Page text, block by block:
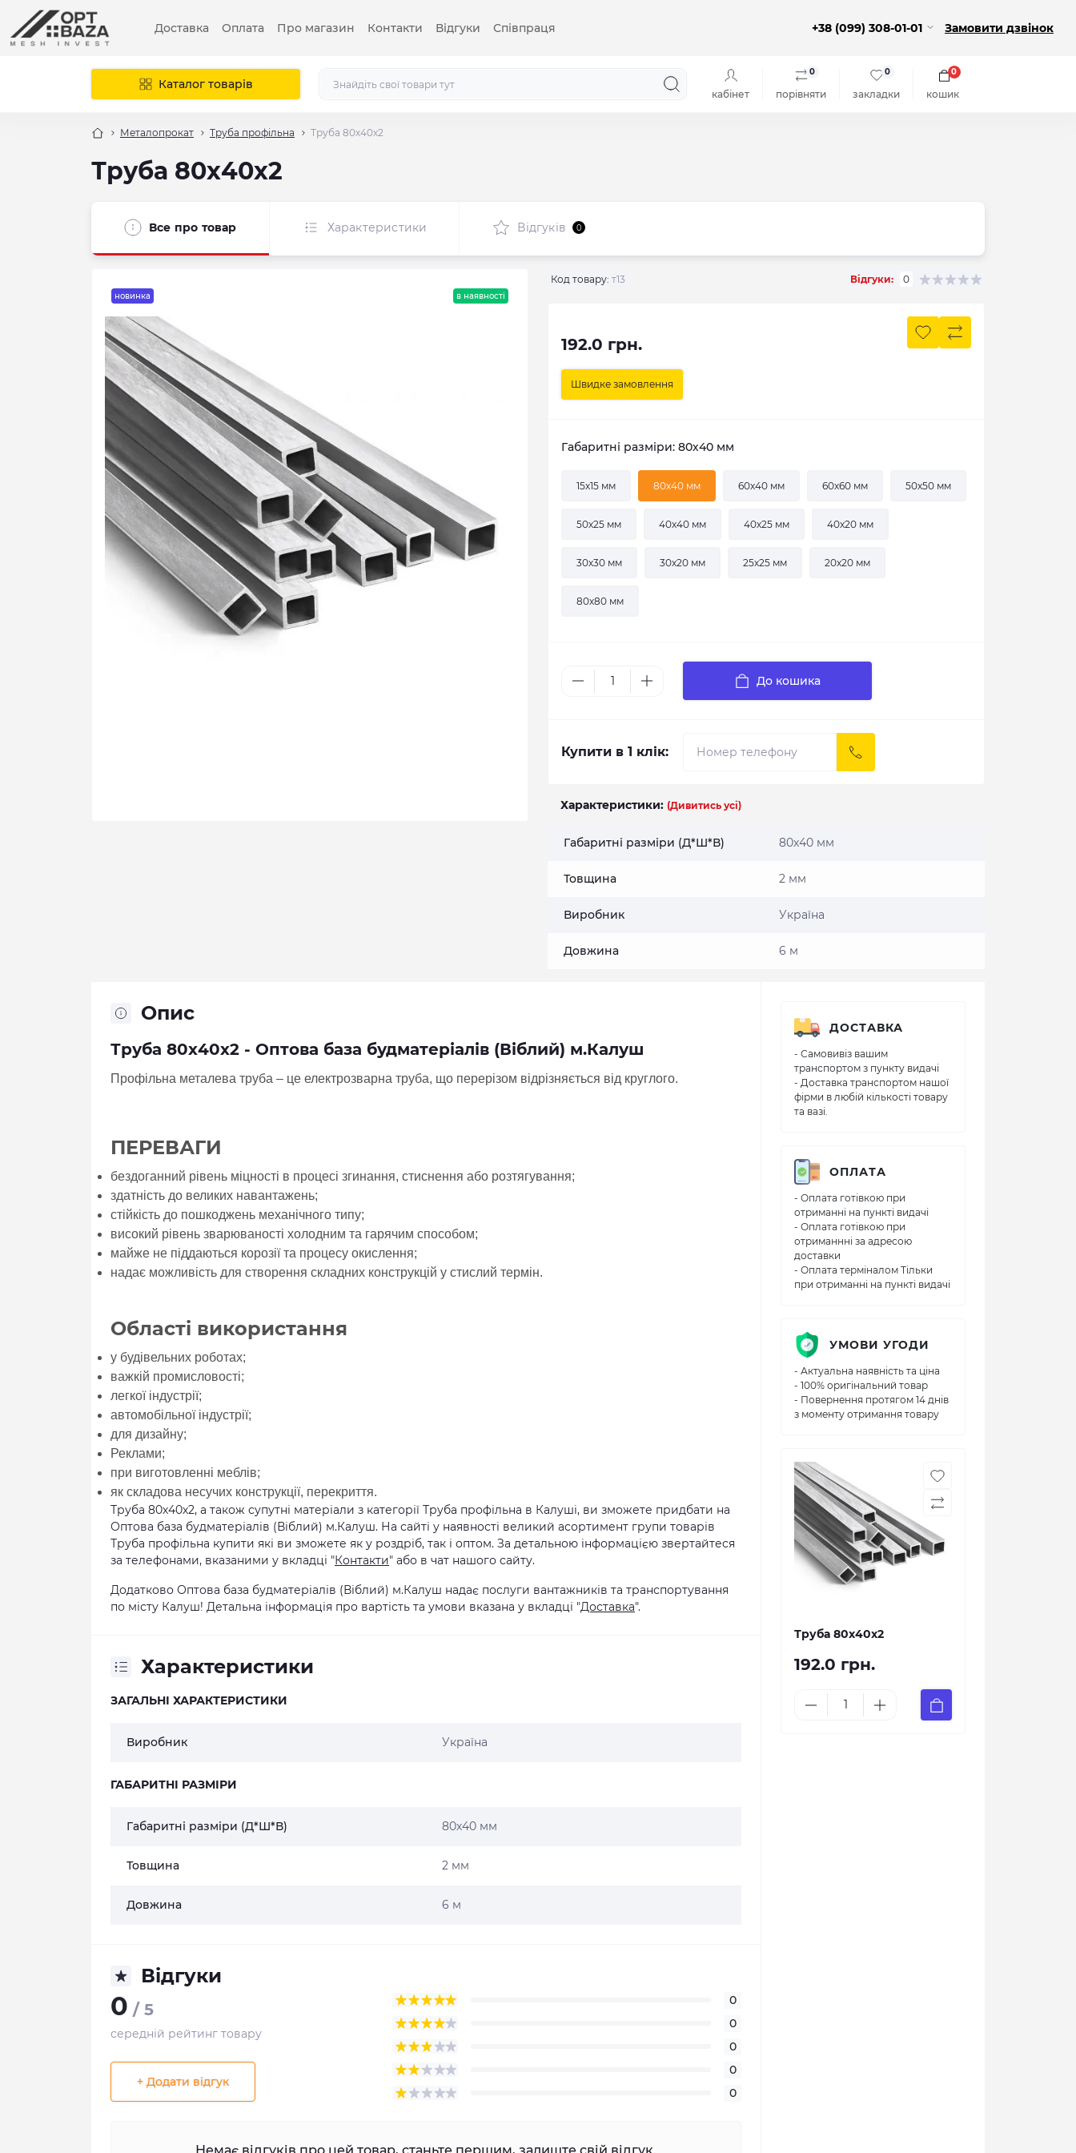
Доставка Оплата Про магазин Контакти Відгуки Співпраця +38 (099) 308-01-01 Замовити дзвінок
Каталог товарів
кабінет порівняти
0
закладки
0
кошик
0
Металопрокат Труба профільна Труба 80х40х2
Труба 80х40х2
Все про товар Характеристики Відгуків 0
новинка в наявності
Код товару: т13 Відгуки: 0
192.0 грн.
Швидке замовлення
Габаритні разміри: 80х40 мм
15х15 мм 80х40 мм 60х40 мм 60х60 мм 50х50 мм
50х25 мм 40х40 мм 40х25 мм 40х20 мм
30х30 мм 30х20 мм 25х25 мм 20х20 мм
80х80 мм
До кошика
Купити в 1 клік:
Характеристики: (Дивитись усі)
Габаритні разміри (Д*Ш*В) 80х40 мм
Товщина 2 мм
Виробник Україна
Довжина 6 м
Опис
Труба 80х40х2 - Оптова база будматеріалів (Віблий) м.Калуш
Профільна металева труба – це електрозварна труба, що перерізом відрізняється від круглого.
ПЕРЕВАГИ
бездоганний рівень міцності в процесі згинання, стиснення або розтягування;
здатність до великих навантажень;
стійкість до пошкоджень механічного типу;
високий рівень зварюваності холодним та гарячим способом;
майже не піддаються корозії та процесу окислення;
надає можливість для створення складних конструкцій у стислий термін.
Області використання
у будівельних роботах;
важкій промисловості;
легкої індустрії;
автомобільної індустрії;
для дизайну;
Реклами;
при виготовленні меблів;
як складова несучих конструкції, перекриття.
Труба 80х40х2, а також супутні матеріали з категорії Труба профільна в Калуші, ви зможете придбати на
Оптова база будматеріалів (Віблий) м.Калуш. На сайті у наявності великий асортимент групи товарів
Труба профільна купити які ви зможете як у роздріб, так і оптом. За детальною інформацією звертайтеся
за телефонами, вказаними у вкладці "Контакти" або в чат нашого сайту.
Додатково Оптова база будматеріалів (Віблий) м.Калуш надає послуги вантажників та транспортування
по місту Калуш! Детальна інформація про вартість та умови вказана у вкладці "Доставка".
Характеристики
ЗАГАЛЬНІ ХАРАКТЕРИСТИКИ
Виробник Україна
ГАБАРИТНІ РАЗМІРИ
Габаритні разміри (Д*Ш*В) 80х40 мм
Товщина 2 мм
Довжина 6 м
Відгуки
0 / 5
середній рейтинг товару
+ Додати відгук
0
0
0
0
0
Немає відгуків про цей товар, станьте першим, залиште свій відгук.
ДОСТАВКА
- Самовивіз вашим
транспортом з пункту видачі
- Доставка транспортом нашої
фірми в любій кількості товару
та вазі.
ОПЛАТА
- Оплата готівкою при
отриманні на пункті видачі
- Оплата готівкою при
отриманнні за адресою
доставки
- Оплата терміналом Тільки
при отриманні на пункті видачі
УМОВИ УГОДИ
- Актуальна наявність та ціна
- 100% оригінальний товар
- Повернення протягом 14 днів
з моменту отримання товару
Труба 80х40х2
192.0 грн.